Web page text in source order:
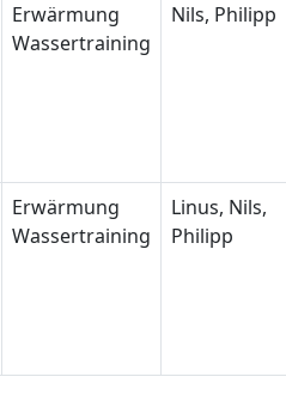
Erwärmung
Wassertraining
Nils, Philipp
Erwärmung
Wassertraining
Linus, Nils,
Philipp